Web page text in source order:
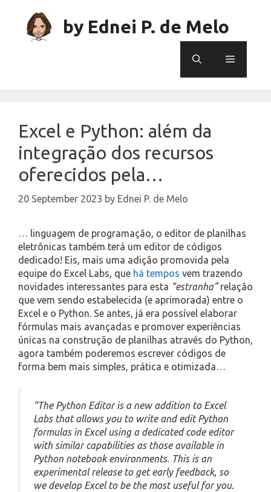
content
by Ednei P. de Melo
Menu
Excel e Python: além da
integração dos recursos
oferecidos pela…
20 September 2023 by Ednei P. de Melo
… linguagem de programação, o editor de planilhas
eletrônicas também terá um editor de códigos
dedicado! Eis, mais uma adição promovida pela
equipe do Excel Labs, que há tempos vem trazendo
novidades interessantes para esta “estranha”relação
que vem sendo estabelecida (e aprimorada) entre o
Excel e o Python. Se antes, já era possível elaborar
fórmulas mais avançadas e promover experiências
únicas na construção de planilhas através do Python,
agora também poderemos escrever códigos de
forma bem mais simples, prática e otimizada…
“The Python Editor is a new addition to Excel
Labs that allows you to write and edit Python
formulas in Excel using a dedicated code editor
with similar capabilities as those available in
Python notebook environments. This is an
experimental release to get early feedback, so
we develop Excel to be the most useful for you.